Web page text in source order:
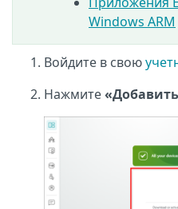
Windows ARM
Войдите в свою
Нажмите